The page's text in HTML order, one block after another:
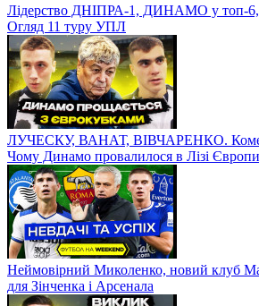
Лідерство ДНІПРА-1, ДИНАМО у топ-
Огляд 11 туру УПЛ
ЛУЧЕСКУ, ВАНАТ, ВІВЧАРЕНКО.
Чому Динамо провалилося в Лізі
Неймовірний Миколенко, новий клуб
для Зінченка і Арсенала